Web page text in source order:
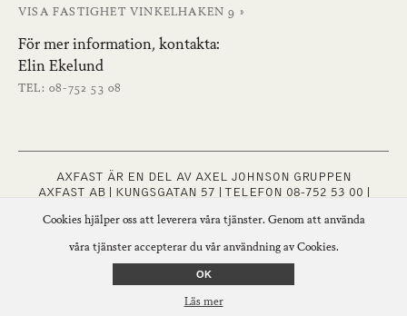
VISA FASTIGHET VINKELHAKEN 9 »
För mer information, kontakta:
Elin Ekelund
TEL: 08-752 53 08
AXFAST ÄR EN DEL AV AXEL JOHNSON GRUPPEN
AXFAST AB | KUNGSGATAN 57 | TELEFON 08-752 53 00 |
FÖLJ OSS PÅINSTAGRAM
Cookies hjälper oss att leverera våra tjänster. Genom att använda
våra tjänster accepterar du vår användning av Cookies.
OK
Läs mer